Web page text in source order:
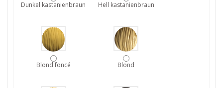
Dunkel kastanienbraun Hell kastanienbraun
Blond foncé Blond